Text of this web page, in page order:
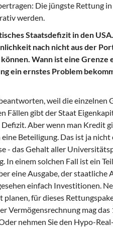
Die jüngste Rettung
werden.
Staatsdefizit in den
nach nicht aus der
Wann ist eine
ein ernstes Problem
weil die einzelnen
Fällen gibt der Staat
Aber wenn man Kredit
Beteiligung. Das ist ja nicht
- das Gehalt aller
In einem solchen Fall ist ein
eine Ausgabe, der staatliche
einfach Investitionen.
für dieses
Vermögensrechnung mag
nehmen Sie den Hypo-